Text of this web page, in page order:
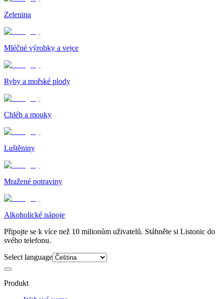
Zelenina
Mléčné výrobky a vejce
Ryby a mořské plody
Chléb a mouky
Luštěniny
Mražené potraviny
Alkoholické nápoje
Připojte se k více než 10 milionům uživatelů. Stáhněte si Listonic do
svého telefonu.
Select language
Produkt